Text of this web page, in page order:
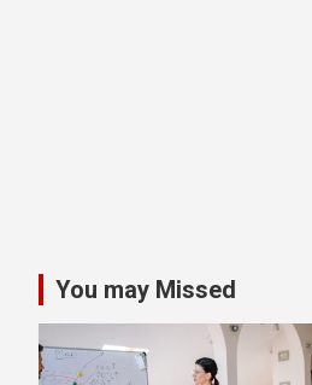
You may Missed